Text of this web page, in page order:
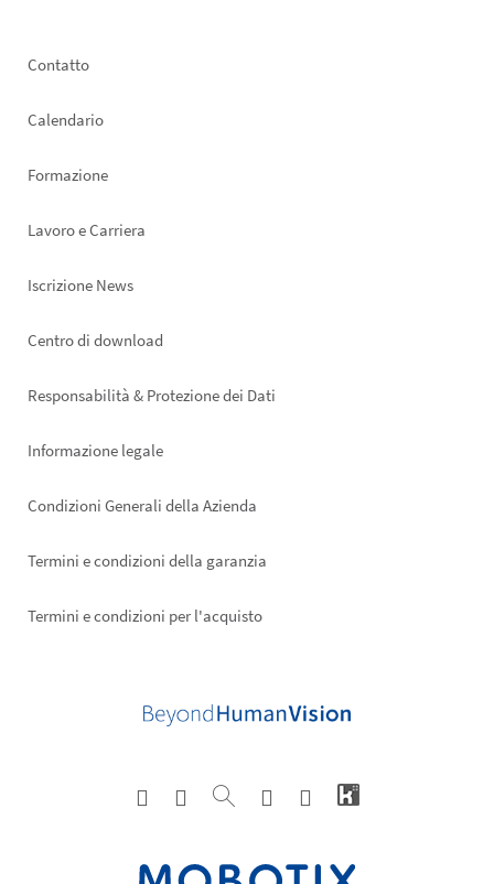
Footer
Contatto
Calendario
Formazione
Lavoro e Carriera
Iscrizione News
Footer
Centro di download
Responsabilità & Protezione dei Dati
Informazione legale
Condizioni Generali della Azienda
Termini e condizioni della garanzia
Termini e condizioni per l'acquisto